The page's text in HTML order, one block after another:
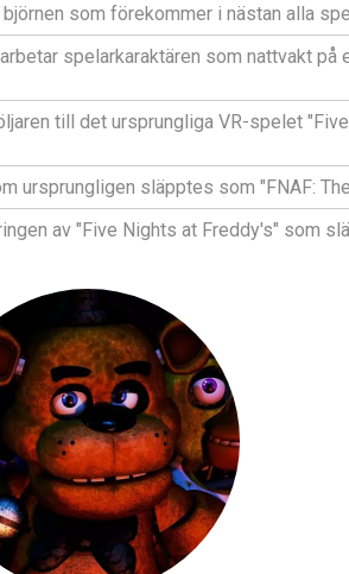
som förekommer i nästan alla
spelarkaraktären som nattvakt på
till det ursprungliga VR-spelet
ursprungligen släpptes som "FNAF:
av "Five Nights at Freddy's" som